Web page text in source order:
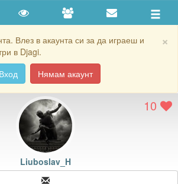
×
Влез в акаунта си за да играеш и
в Djagi.
Вход
Нямам акаунт
10
Liuboslav_H